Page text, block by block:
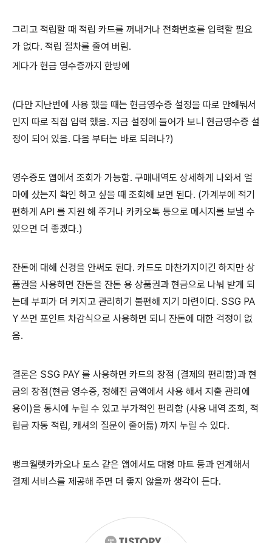
그리고 적립할 때 적립 카드를 꺼내거나 전화번호를 입력할 필요
가 없다. 적립 절차를 줄여 버림.
게다가 현금 영수증까지 한방에
(다만 지난번에 사용 했을 때는 현금영수증 설정을 따로 안해둬서
인지 따로 직접 입력 했음. 지금 설정에 들어가 보니 현금영수증 설
정이 되어 있음. 다음 부터는 바로 되려나?)
영수증도 앱에서 조회가 가능함. 구매내역도 상세하게 나와서 얼
마에 샀는지 확인 하고 싶을 때 조회해 보면 된다. (가계부에 적기
편하게 API 를 지원 해 주거나 카카오톡 등으로 메시지를 보낼 수
있으면 더 좋겠다.)
잔돈에 대해 신경을 안써도 된다. 카드도 마찬가지이긴 하지만 상
품권을 사용하면 잔돈을 잔돈 용 상품권과 현금으로 나눠 받게 되
는데 부피가 더 커지고 관리하기 불편해 지기 마련이다. SSG PA
Y 쓰면 포인트 차감식으로 사용하면 되니 잔돈에 대한 걱정이 없
음.
결론은 SSG PAY 를 사용하면 카드의 장점 (결제의 편리함)과 현
금의 장점(현금 영수증, 정해진 금액에서 사용 해서 지출 관리에
용이)을 동시에 누릴 수 있고 부가적인 편리함 (사용 내역 조회, 적
립금 자동 적립, 캐셔의 질문이 줄어듦) 까지 누릴 수 있다.
뱅크월렛카카오나 토스 같은 앱에서도 대형 마트 등과 연계해서
결제 서비스를 제공해 주면 더 좋지 않을까 생각이 든다.